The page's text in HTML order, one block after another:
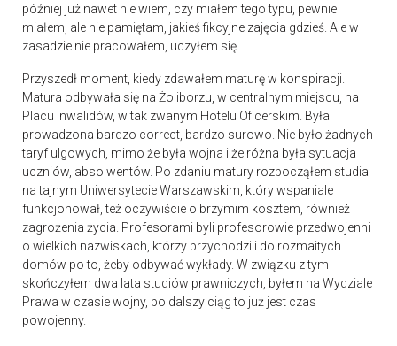
później już nawet nie wiem, czy miałem tego typu, pewnie
miałem, ale nie pamiętam, jakieś fikcyjne zajęcia gdzieś. Ale w
zasadzie nie pracowałem, uczyłem się.
Przyszedł moment, kiedy zdawałem maturę w konspiracji.
Matura odbywała się na Żoliborzu, w centralnym miejscu, na
Placu Inwalidów, w tak zwanym Hotelu Oficerskim. Była
prowadzona bardzo correct, bardzo surowo. Nie było żadnych
taryf ulgowych, mimo że była wojna i że różna była sytuacja
uczniów, absolwentów. Po zdaniu matury rozpocząłem studia
na tajnym Uniwersytecie Warszawskim, który wspaniale
funkcjonował, też oczywiście olbrzymim kosztem, również
zagrożenia życia. Profesorami byli profesorowie przedwojenni
o wielkich nazwiskach, którzy przychodzili do rozmaitych
domów po to, żeby odbywać wykłady. W związku z tym
skończyłem dwa lata studiów prawniczych, byłem na Wydziale
Prawa w czasie wojny, bo dalszy ciąg to już jest czas
powojenny.